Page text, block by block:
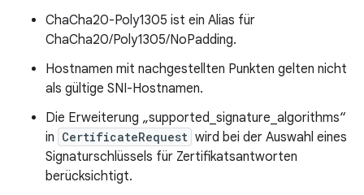
ChaCha20-Poly1305 ist ein Alias für
ChaCha20/Poly1305/NoPadding.
Hostnamen mit nachgestellten Punkten gelten nicht
als gültige SNI-Hostnamen.
Die Erweiterung „supported_signature_algorithms“
in CertificateRequest wird bei der Auswahl eines
Signaturschlüssels für Zertifikatsantworten
berücksichtigt.